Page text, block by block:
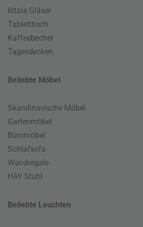
Iittala Gläser
Tabletttisch
Kaffeebecher
Tagesdecken
Beliebte Möbel
Skandinavische Möbel
Gartenmöbel
Büromöbel
Schlafsofa
Wandregale
HAY Stuhl
Beliebte Leuchten